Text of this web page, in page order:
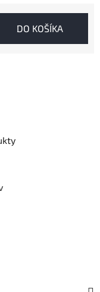
DO KOŠÍKA